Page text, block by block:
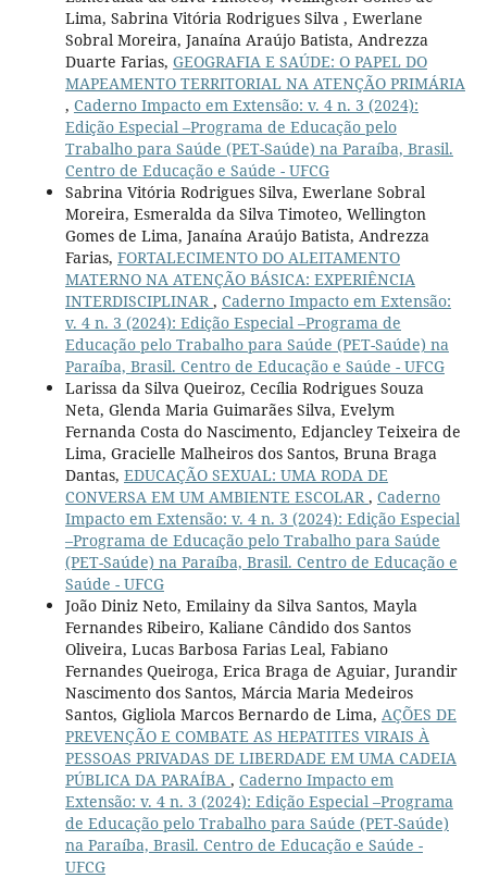
Lima, Sabrina Vitória Rodrigues Silva , Ewerlane
Sobral Moreira, Janaína Araújo Batista, Andrezza
Duarte Farias, GEOGRAFIA E SAÚDE: O PAPEL DO
MAPEAMENTO TERRITORIAL NA ATENÇÃO PRIMÁRIA
, Caderno Impacto em Extensão: v. 4 n. 3 (2024):
Edição Especial –Programa de Educação pelo
Trabalho para Saúde (PET-Saúde) na Paraíba, Brasil.
Centro de Educação e Saúde - UFCG
Sabrina Vitória Rodrigues Silva, Ewerlane Sobral
Moreira, Esmeralda da Silva Timoteo, Wellington
Gomes de Lima, Janaína Araújo Batista, Andrezza
Farias, FORTALECIMENTO DO ALEITAMENTO
MATERNO NA ATENÇÃO BÁSICA: EXPERIÊNCIA
INTERDISCIPLINAR , Caderno Impacto em Extensão:
v. 4 n. 3 (2024): Edição Especial –Programa de
Educação pelo Trabalho para Saúde (PET-Saúde) na
Paraíba, Brasil. Centro de Educação e Saúde - UFCG
Larissa da Silva Queiroz, Cecília Rodrigues Souza
Neta, Glenda Maria Guimarães Silva, Evelym
Fernanda Costa do Nascimento, Edjancley Teixeira de
Lima, Gracielle Malheiros dos Santos, Bruna Braga
Dantas, EDUCAÇÃO SEXUAL: UMA RODA DE
CONVERSA EM UM AMBIENTE ESCOLAR , Caderno
Impacto em Extensão: v. 4 n. 3 (2024): Edição Especial
–Programa de Educação pelo Trabalho para Saúde
(PET-Saúde) na Paraíba, Brasil. Centro de Educação e
Saúde - UFCG
João Diniz Neto, Emilainy da Silva Santos, Mayla
Fernandes Ribeiro, Kaliane Cândido dos Santos
Oliveira, Lucas Barbosa Farias Leal, Fabiano
Fernandes Queiroga, Erica Braga de Aguiar, Jurandir
Nascimento dos Santos, Márcia Maria Medeiros
Santos, Gigliola Marcos Bernardo de Lima, AÇÕES DE
PREVENÇÃO E COMBATE AS HEPATITES VIRAIS À
PESSOAS PRIVADAS DE LIBERDADE EM UMA CADEIA
PÚBLICA DA PARAÍBA , Caderno Impacto em
Extensão: v. 4 n. 3 (2024): Edição Especial –Programa
de Educação pelo Trabalho para Saúde (PET-Saúde)
na Paraíba, Brasil. Centro de Educação e Saúde -
UFCG